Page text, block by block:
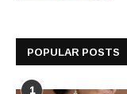
POPULAR POSTS
1